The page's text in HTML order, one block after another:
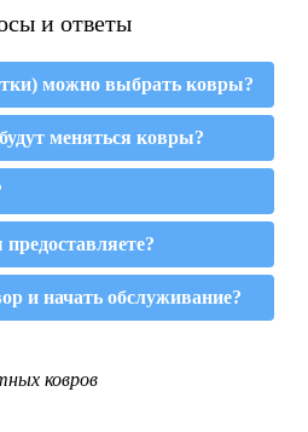
и ответы
можно выбрать ковры?
меняться ковры?
и начать обслуживание?
ковров